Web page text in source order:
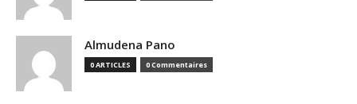
Almudena Pano
0 ARTICLES 0 Commentaires